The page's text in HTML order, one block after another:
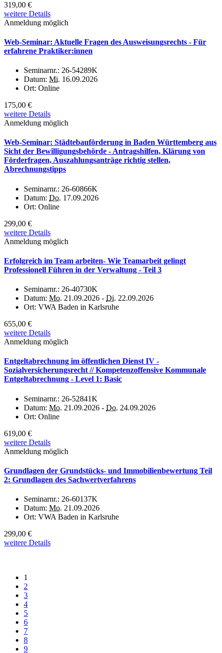
319,00 €
weitere Details
Anmeldung möglich
Web-Seminar: Aktuelle Fragen des Ausweisungsrechts - Für
erfahrene Praktiker:innen
Seminarnr.: 26-54289K
Datum: Mi. 16.09.2026
Ort: Online
175,00 €
weitere Details
Anmeldung möglich
Web-Seminar: Städtebauförderung in Baden Württemberg aus
Sicht der Bewilligungsbehörde - Antragshilfen, Klärung von
Förderfragen, Auszahlungsanträge richtig stellen,
Abrechnungstipps
Seminarnr.: 26-60866K
Datum: Do. 17.09.2026
Ort: Online
299,00 €
weitere Details
Anmeldung möglich
Erfolgreich im Team arbeiten- Wie Teamarbeit gelingt
Professionell Führen in der Verwaltung - Teil 3
Seminarnr.: 26-40730K
Datum: Mo. 21.09.2026 - Di. 22.09.2026
Ort: VWA Baden in Karlsruhe
655,00 €
weitere Details
Anmeldung möglich
Entgeltabrechnung im öffentlichen Dienst IV -
Sozialversicherungsrecht // Kompetenzoffensive Kommunale
Entgeltabrechnung - Level 1: Basic
Seminarnr.: 26-52841K
Datum: Mo. 21.09.2026 - Do. 24.09.2026
Ort: Online
619,00 €
weitere Details
Anmeldung möglich
Grundlagen der Grundstücks- und Immobilienbewertung Teil
2: Grundlagen des Sachwertverfahrens
Seminarnr.: 26-60137K
Datum: Mo. 21.09.2026
Ort: VWA Baden in Karlsruhe
299,00 €
weitere Details
1
2
3
4
5
6
7
8
9